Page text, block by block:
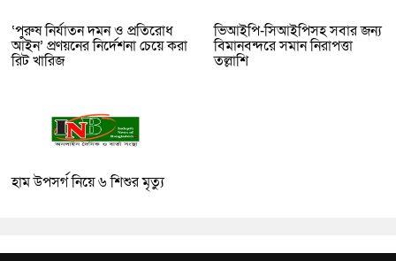
‘পুরুষ নির্যাতন দমন ও প্রতিরোধ
আইন’ প্রণয়নের নির্দেশনা চেয়ে করা
রিট খারিজ
ভিআইপি-সিআইপিসহ সবার জন্য
বিমানবন্দরে সমান নিরাপত্তা
তল্লাশি
হাম উপসর্গ নিয়ে ৬ শিশুর মৃত্যু